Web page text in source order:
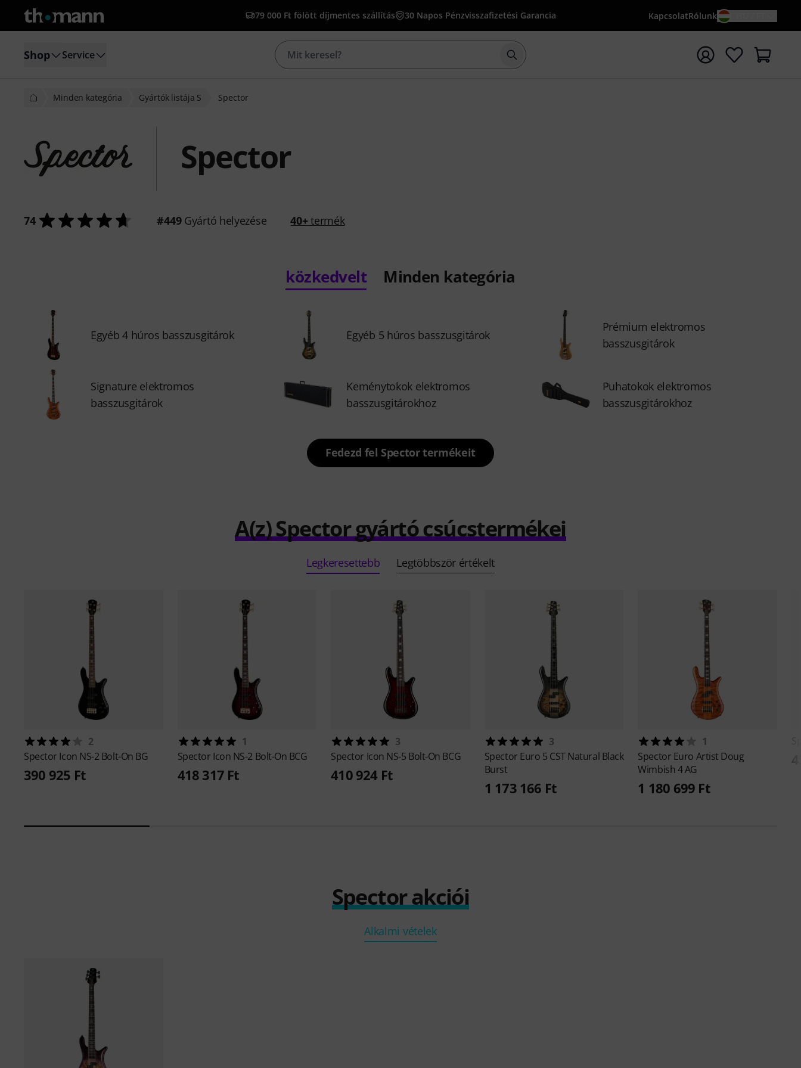
79 000 Ft fölött díjmentes szállítás 30 Napos Pénzvisszafizetési Garancia KapcsolatRólunk
Shop Service Keresés indítása {searchTerm} keresőszóval
Minden kategória Gyártók listája S Spector
Spector
74 #449Gyártó helyezése 40+termék
közkedvelt Minden kategória
Egyéb 4 húros basszusgitárok Egyéb 5 húros basszusgitárok
Prémium elektromos
basszusgitárok
Signature elektromos
basszusgitárok
Keménytokok elektromos
basszusgitárokhoz
Puhatokok elektromos
basszusgitárokhoz
Fedezd fel Spector termékeit
A(z) Spector gyártó csúcstermékei
Legkeresettebb Legtöbbször értékelt
2
Spector Icon NS-2 Bolt-On BG
390 925 Ft
1
Spector Icon NS-2 Bolt-On BCG
418 317 Ft
3
Spector Icon NS-5 Bolt-On BCG
410 924 Ft
3
Spector Euro 5 CST Natural Black
Burst
1 173 166 Ft
1
Spector Euro Artist Doug
Wimbish 4 AG
1 180 699 Ft
Spector akciói
Alkalmi vételek